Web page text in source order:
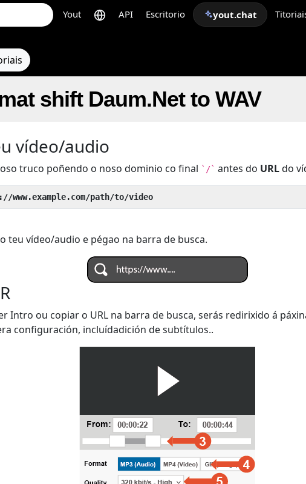
Yout API Escritorio yout.chat
shift Daum.Net to WAV
vídeo/audio
truco poñendo o noso dominio co final `/` antes do URLdo
www.example.com/path/to/video
teu vídeo/audio e pégao na barra de busca.
Intro ou copiar o URL na barra de busca, serás redirixido á
configuración, incluídadición de subtítulos..